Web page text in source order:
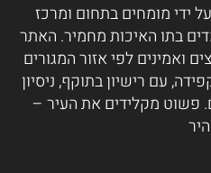
ידי מומחים בתחום ומרכז
בתו האיכות מחמיר. האתר
ואמינים לפי אזור המגורים
עם רישיון בתוקף, ניסיון
פשוט מקלידים את העיר –